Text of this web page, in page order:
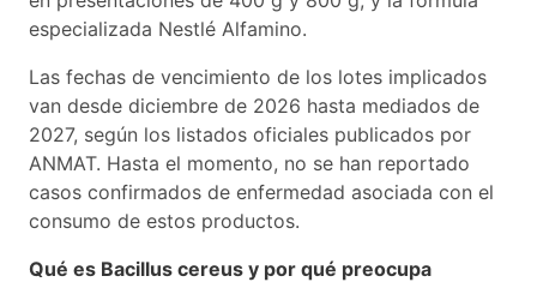
especializada Nestlé Alfamino.
Las fechas de vencimiento de los lotes implicados
van desde diciembre de 2026 hasta mediados de
2027, según los listados oficiales publicados por
ANMAT. Hasta el momento, no se han reportado
casos confirmados de enfermedad asociada con el
consumo de estos productos.
Qué es Bacillus cereus y por qué preocupa